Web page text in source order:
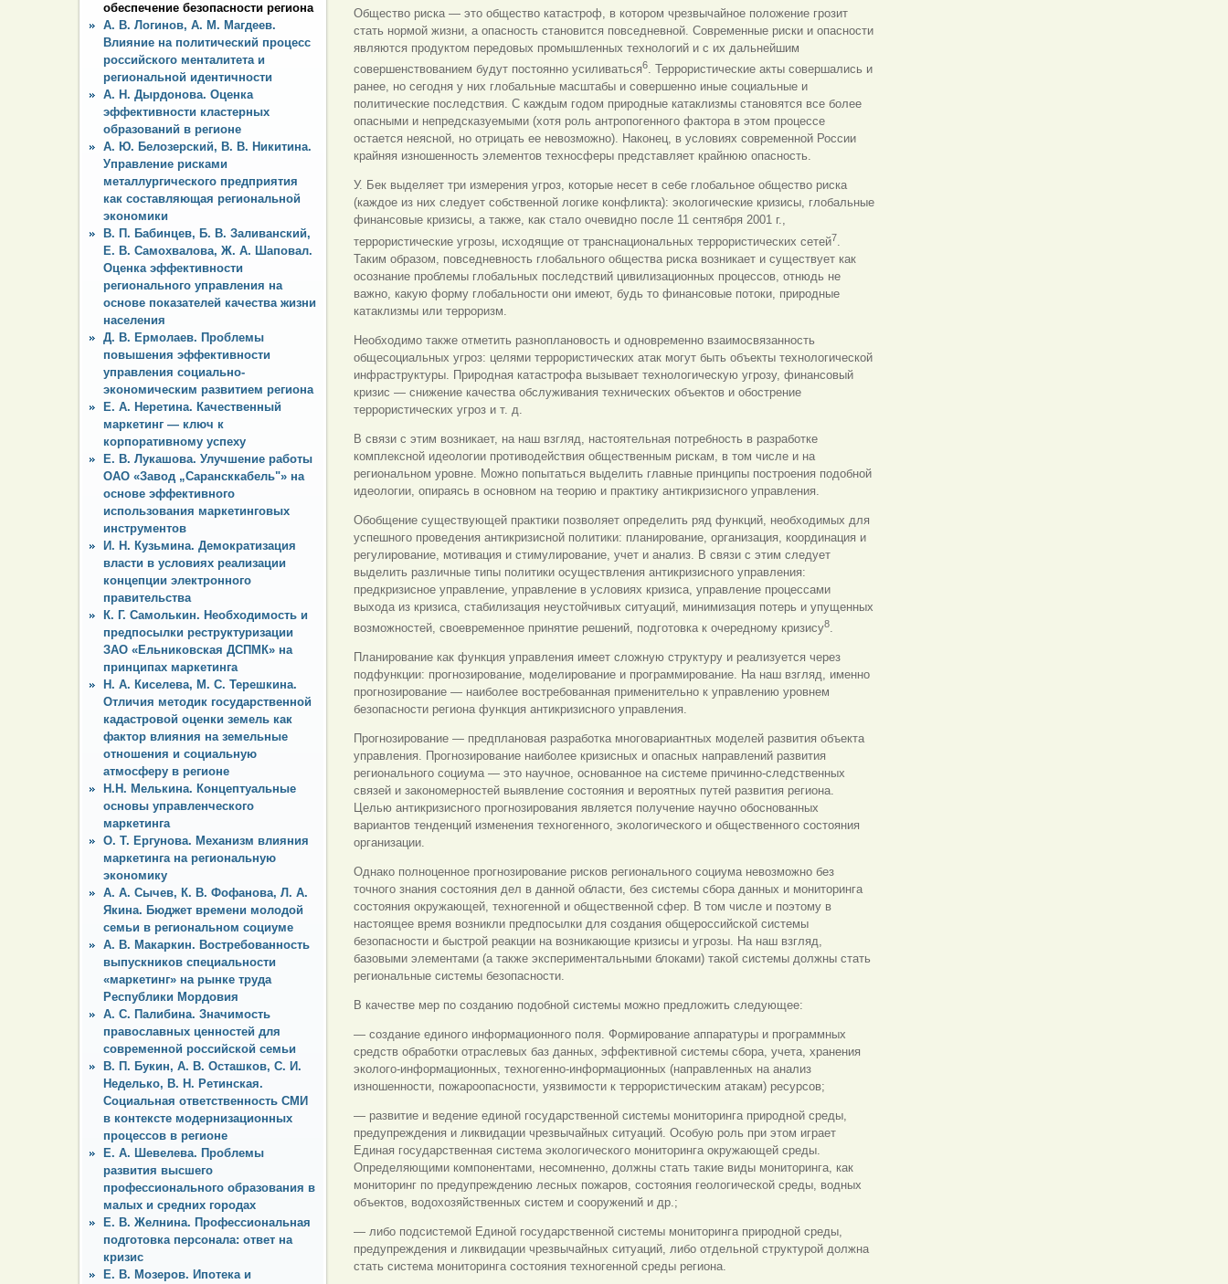
обеспечение безопасности региона
А. В. Логинов, А. М. Магдеев.
Влияние на политический процесс
российского менталитета и
региональной идентичности
А. Н. Дырдонова. Оценка
эффективности кластерных
образований в регионе
А. Ю. Белозерский, В. В. Никитина.
Управление рисками
металлургического предприятия
как составляющая региональной
экономики
В. П. Бабинцев, Б. В. Заливанский,
Е. В. Самохвалова, Ж. А. Шаповал.
Оценка эффективности
регионального управления на
основе показателей качества жизни
населения
Д. В. Ермолаев. Проблемы
повышения эффективности
управления социально-
экономическим развитием региона
Е. А. Неретина. Качественный
маркетинг — ключ к
корпоративному успеху
Е. В. Лукашова. Улучшение работы
ОАО «Завод „Сарансккабель"» на
основе эффективного
использования маркетинговых
инструментов
И. Н. Кузьмина. Демократизация
власти в условиях реализации
концепции электронного
правительства
К. Г. Самолькин. Необходимость и
предпосылки реструктуризации
ЗАО «Ельниковская ДСПМК» на
принципах маркетинга
Н. А. Киселева, М. С. Терешкина.
Отличия методик государственной
кадастровой оценки земель как
фактор влияния на земельные
отношения и социальную
атмосферу в регионе
Н.Н. Мелькина. Концептуальные
основы управленческого
маркетинга
О. Т. Ергунова. Механизм влияния
маркетинга на региональную
экономику
А. А. Сычев, К. В. Фофанова, Л. А.
Якина. Бюджет времени молодой
семьи в региональном социуме
А. В. Макаркин. Востребованность
выпускников специальности
«маркетинг» на рынке труда
Республики Мордовия
А. С. Палибина. Значимость
православных ценностей для
современной российской семьи
В. П. Букин, А. В. Осташков, С. И.
Неделько, В. Н. Ретинская.
Социальная ответственность СМИ
в контексте модернизационных
процессов в регионе
Е. А. Шевелева. Проблемы
развития высшего
профессионального образования в
малых и средних городах
Е. В. Желнина. Профессиональная
подготовка персонала: ответ на
кризис
Е. В. Мозеров. Ипотека и
Общество риска — это общество катастроф, в котором чрезвычайное положение грозит
стать нормой жизни, а опасность становится повседневной. Современные риски и опасности
являются продуктом передовых промышленных технологий и с их дальнейшим
совершенствованием будут постоянно усиливаться6. Террористические акты совершались и
ранее, но сегодня у них глобальные масштабы и совершенно иные социальные и
политические последствия. С каждым годом природные катаклизмы становятся все более
опасными и непредсказуемыми (хотя роль антропогенного фактора в этом процессе
остается неясной, но отрицать ее невозможно). Наконец, в условиях современной России
крайняя изношенность элементов техносферы представляет крайнюю опасность.
У. Бек выделяет три измерения угроз, которые несет в себе глобальное общество риска
(каждое из них следует собственной логике конфликта): экологические кризисы, глобальные
финансовые кризисы, а также, как стало очевидно после 11 сентября 2001 г.,
террористические угрозы, исходящие от транснациональных террористических сетей7
Таким образом, повседневность глобального общества риска возникает и существует как
осознание проблемы глобальных последствий цивилизационных процессов, отнюдь не
важно, какую форму глобальности они имеют, будь то финансовые потоки, природные
катаклизмы или терроризм.
Необходимо также отметить разноплановость и одновременно взаимосвязанность
общесоциальных угроз: целями террористических атак могут быть объекты технологической
инфраструктуры. Природная катастрофа вызывает технологическую угрозу, финансовый
кризис — снижение качества обслуживания технических объектов и обострение
террористических угроз и т. д.
В связи с этим возникает, на наш взгляд, настоятельная потребность в разработке
комплексной идеологии противодействия общественным рискам, в том числе и на
региональном уровне. Можно попытаться выделить главные принципы построения подобной
идеологии, опираясь в основном на теорию и практику антикризисного управления.
Обобщение существующей практики позволяет определить ряд функций, необходимых для
успешного проведения антикризисной политики: планирование, организация, координация и
регулирование, мотивация и стимулирование, учет и анализ. В связи с этим следует
выделить различные типы политики осуществления антикризисного управления:
предкризисное управление, управление в условиях кризиса, управление процессами
выхода из кризиса, стабилизация неустойчивых ситуаций, минимизация потерь и упущенных
возможностей, своевременное принятие решений, подготовка к очередному кризису8.
Планирование как функция управления имеет сложную структуру и реализуется через
подфункции: прогнозирование, моделирование и программирование. На наш взгляд, именно
прогнозирование — наиболее востребованная применительно к управлению уровнем
безопасности региона функция антикризисного управления.
Прогнозирование — предплановая разработка многовариантных моделей развития объекта
управления. Прогнозирование наиболее кризисных и опасных направлений развития
регионального социума — это научное, основанное на системе причинно-следственных
связей и закономерностей выявление состояния и вероятных путей развития региона.
Целью антикризисного прогнозирования является получение научно обоснованных
вариантов тенденций изменения техногенного, экологического и общественного состояния
организации.
Однако полноценное прогнозирование рисков регионального социума невозможно без
точного знания состояния дел в данной области, без системы сбора данных и мониторинга
состояния окружающей, техногенной и общественной сфер. В том числе и поэтому в
настоящее время возникли предпосылки для создания общероссийской системы
безопасности и быстрой реакции на возникающие кризисы и угрозы. На наш взгляд,
базовыми элементами (а также экспериментальными блоками) такой системы должны стать
региональные системы безопасности.
В качестве мер по созданию подобной системы можно предложить следующее:
— создание единого информационного поля. Формирование аппаратуры и программных
средств обработки отраслевых баз данных, эффективной системы сбора, учета, хранения
эколого-информационных, техногенно-информационных (направленных на анализ
изношенности, пожароопасности, уязвимости к террористическим атакам) ресурсов;
— развитие и ведение единой государственной системы мониторинга природной среды,
предупреждения и ликвидации чрезвычайных ситуаций. Особую роль при этом играет
Единая государственная система экологического мониторинга окружающей среды.
Определяющими компонентами, несомненно, должны стать такие виды мониторинга, как
мониторинг по предупреждению лесных пожаров, состояния геологической среды, водных
объектов, водохозяйственных систем и сооружений и др.;
— либо подсистемой Единой государственной системы мониторинга природной среды,
предупреждения и ликвидации чрезвычайных ситуаций, либо отдельной структурой должна
стать система мониторинга состояния техногенной среды региона.